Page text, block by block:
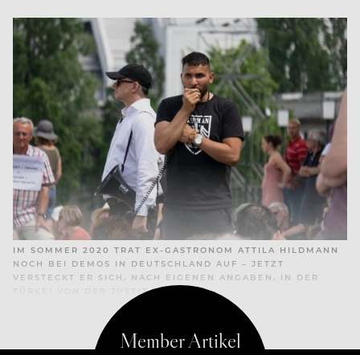
IM SOMMER 2020 TRAT EX-GASTRONOM ATTILA HILDMANN
NOCH BEI DEMOS IN DEUTSCHLAND AUF – JETZT
VERSTECKT ER SICH, NACH EIGENEN ANGABEN, IN DER
TÜRKEI VON DER JUSTIZ